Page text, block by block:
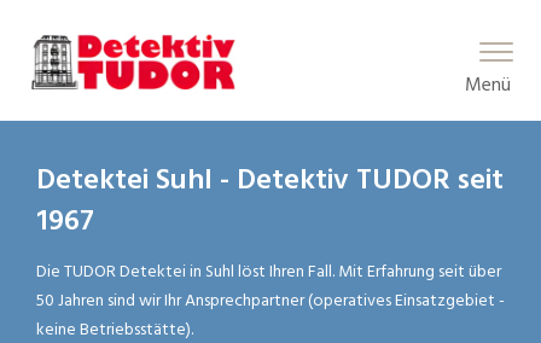
Main Menu
Menü
Detektei Suhl - Detektiv TUDOR seit
1967
Die TUDOR Detektei in Suhl löst Ihren Fall. Mit Erfahrung seit über
50 Jahren sind wir Ihr Ansprechpartner (operatives Einsatzgebiet -
keine Betriebsstätte).